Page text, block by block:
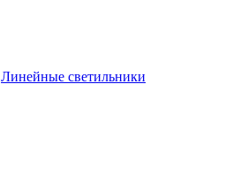
Линейные светильники